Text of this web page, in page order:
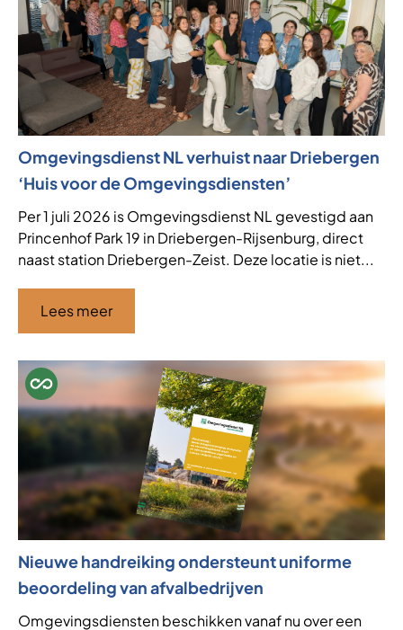
Omgevingsdienst NL verhuist naar Driebergen
‘Huis voor de Omgevingsdiensten’
Per 1 juli 2026 is Omgevingsdienst NL gevestigd aan
Princenhof Park 19 in Driebergen-Rijsenburg, direct
naast station Driebergen-Zeist. Deze locatie is niet...
Lees meer
Nieuwe handreiking ondersteunt uniforme
beoordeling van afvalbedrijven
Omgevingsdiensten beschikken vanaf nu over een